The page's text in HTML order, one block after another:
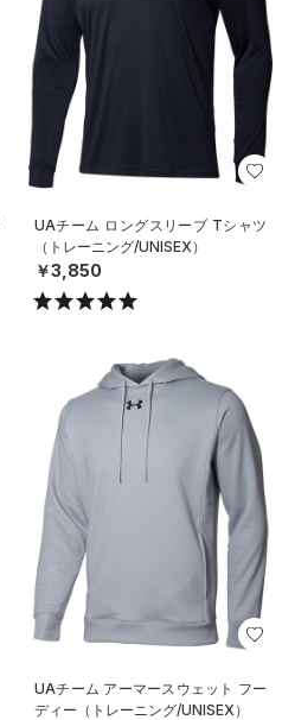
UAチーム ロングスリーブ Tシャツ
（トレーニング/UNISEX）
￥3,850
UAチーム アーマースウェット フー
ディー（トレーニング/UNISEX）